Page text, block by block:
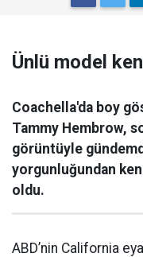
Ünlü model
Coachella'da boy
Tammy Hembrow,
görüntüyle
yorgunluğundan
oldu.
ABD’nin California